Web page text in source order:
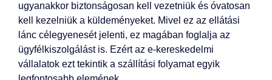
ugyanakkor biztonságosan kell vezetniük és óvatosan
kell kezelniük a küldeményeket. Mivel ez az ellátási
lánc célegyenesét jelenti, ez magában foglalja az
ügyfélkiszolgálást is. Ezért az e-kereskedelmi
vállalatok ezt tekintik a szállítási folyamat egyik